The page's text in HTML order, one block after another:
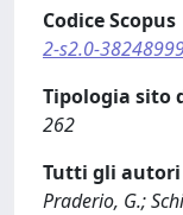
Codice Scopus
2-s2.0-
Tipologia sito
262
Tutti gli autori
Praderio, G.;